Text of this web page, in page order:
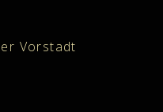
Vorstadt